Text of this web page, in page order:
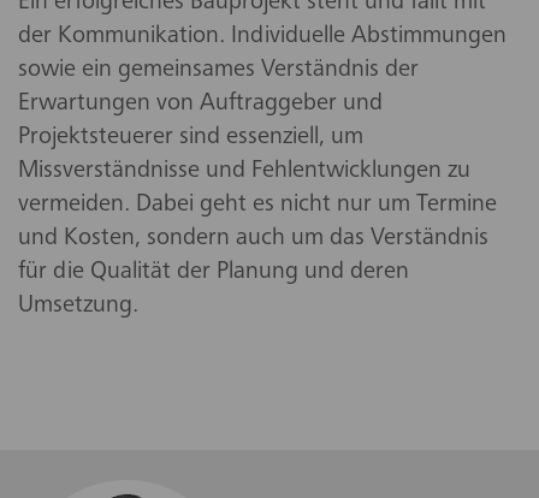
der Kommunikation. Individuelle Abstimmungen
sowie ein gemeinsames Verständnis der
Erwartungen von Auftraggeber und
Projektsteuerer sind essenziell, um
Missverständnisse und Fehlentwicklungen zu
vermeiden. Dabei geht es nicht nur um Termine
und Kosten, sondern auch um das Verständnis
für die Qualität der Planung und deren
Umsetzung.